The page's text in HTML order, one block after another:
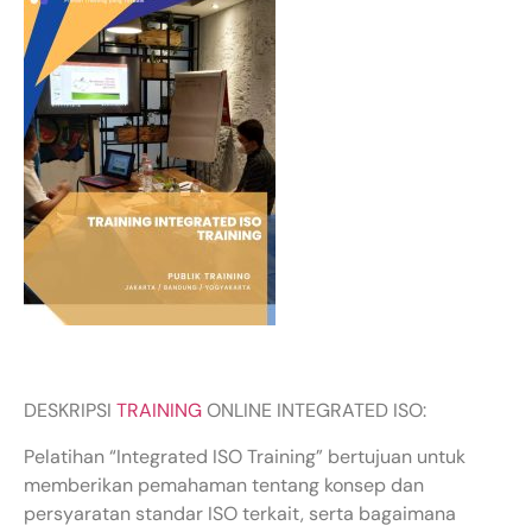
DESKRIPSI TRAININGONLINE INTEGRATED ISO:
Pelatihan “Integrated ISO Training” bertujuan untuk
memberikan pemahaman tentang konsep dan
persyaratan standar ISO terkait, serta bagaimana